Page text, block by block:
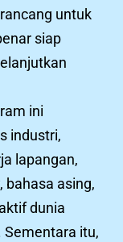
untuk
siap
ini
industri,
lapangan,
bahasa asing,
dunia
Sementara itu,